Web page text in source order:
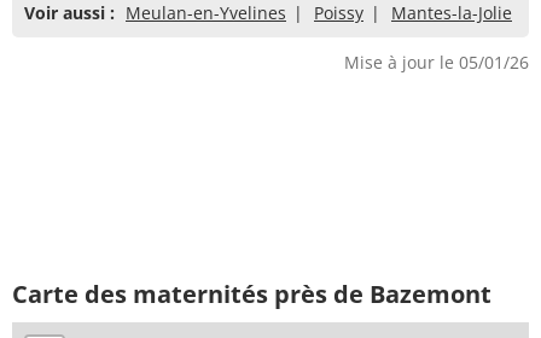
Voir aussi : Meulan-en-Yvelines Poissy Mantes-la-Jolie
Mise à jour le 05/01/26
Carte des maternités près de Bazemont